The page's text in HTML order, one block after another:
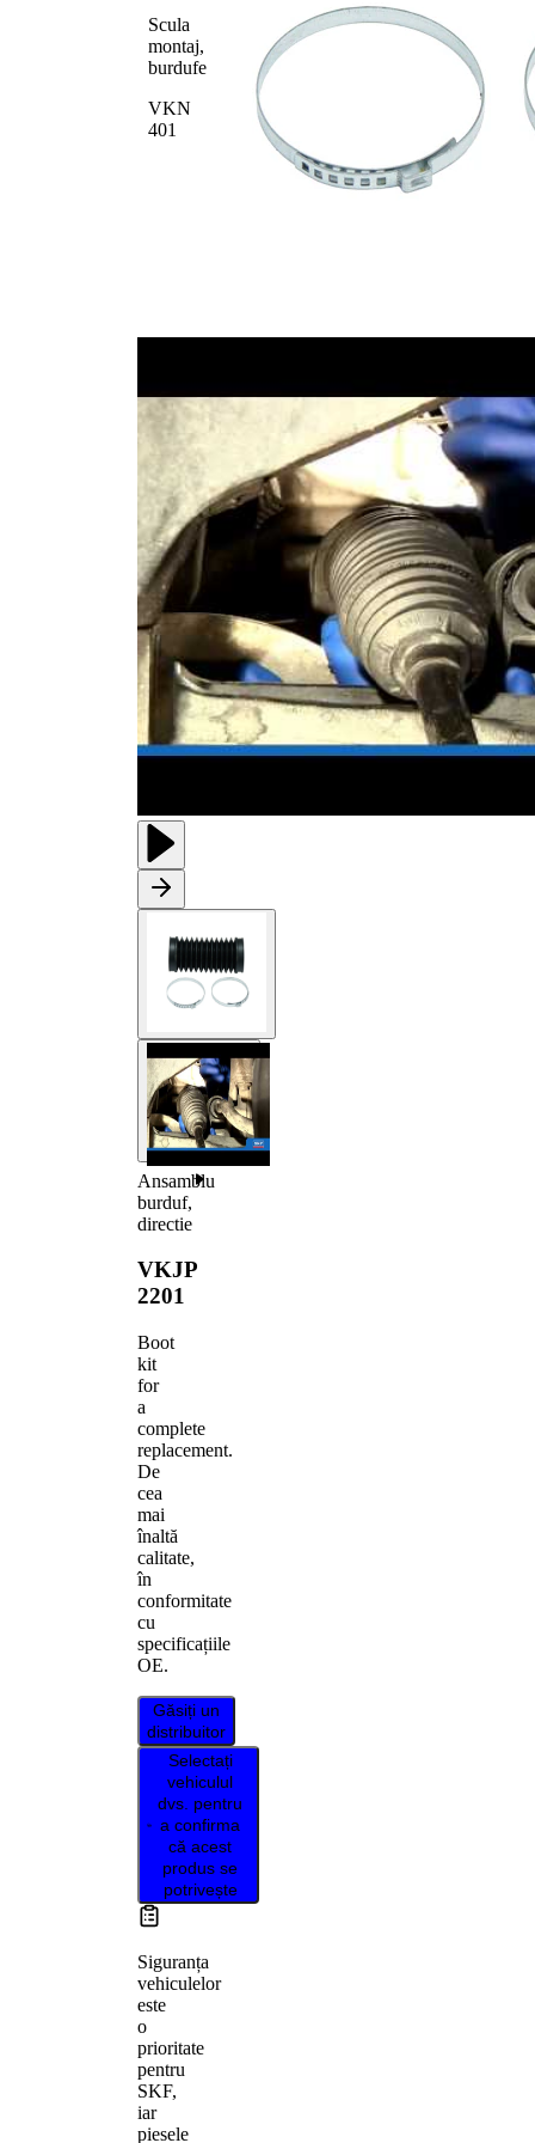
Ansamblu
burduf,
directie
VKJP
2201
Boot
kit
for
a
complete
replacement.
De
cea
mai
înaltă
calitate,
în
conformitate
cu
specificațiile
OE.
Găsiți un
distribuitor
Selectați
vehiculul
dvs. pentru
a confirma
că acest
produs se
potrivește
Siguranța
vehiculelor
este
o
prioritate
pentru
SKF,
iar
piesele
Scula
montaj,
burdufe
VKN
401